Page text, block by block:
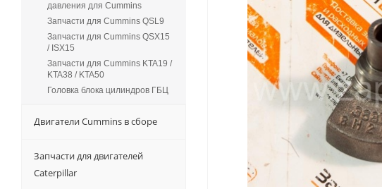
давления для Cummins
Запчасти для Cummins QSL9
Запчасти для Cummins QSX15
/ ISX15
Запчасти для Cummins KTA19 /
KTA38 / KTA50
Головка блока цилиндров ГБЦ
Двигатели Cummins в сборе
Запчасти для двигателей
Caterpillar